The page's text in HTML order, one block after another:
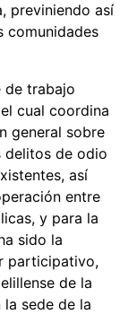
previniendo así
comunidades
de trabajo
cual coordina
general sobre
delitos de odio
así
entre
y para la
sido la
participativo,
de la
sede de la